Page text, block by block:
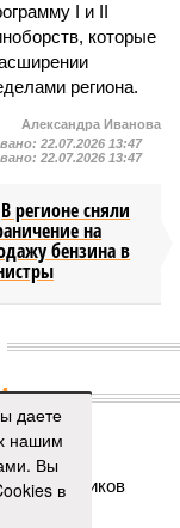
I и II
которые
региона.
Александра Иванова
22.07.2026 13:47
22.07.2026 13:47
В регионе сняли
на
бензина в
с
мошенников
даете
нашим
Вы
в